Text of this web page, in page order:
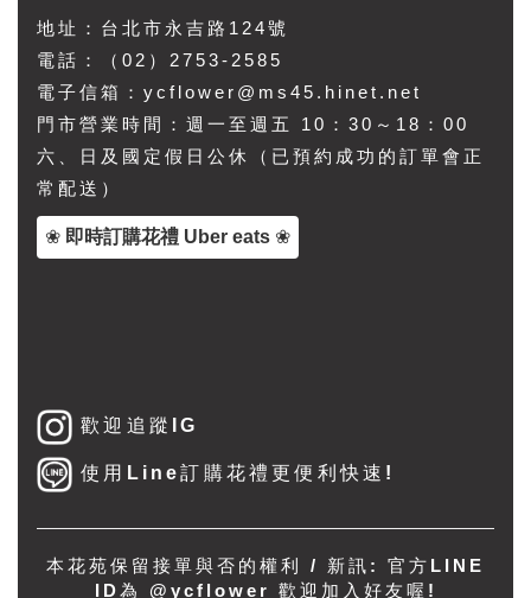
地址： 台北市永吉路124號
電話：（02）2753-2585
電子信箱：ycflower@ms45.hinet.net
門市營業時間：週一至週五 10：30～18：00
六、日及國定假日公休（已預約成功的訂單會正
常配送）
❀ 即時訂購花禮 Uber eats ❀
歡迎追蹤IG
使用Line訂購花禮更便利快速!
本花苑保留接單與否的權利 / 新訊: 官方LINE
ID為 @ycflower 歡迎加入好友喔!